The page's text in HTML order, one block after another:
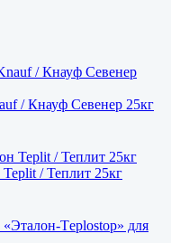
/ Кнауф Севенер 25кг
/ Теплит 25кг